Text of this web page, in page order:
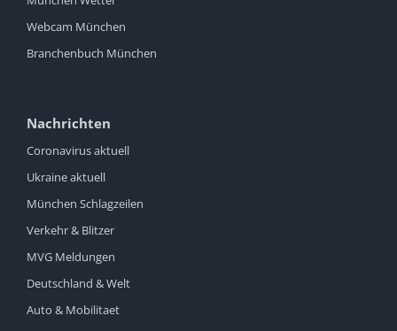
Webcam München
Branchenbuch München
Nachrichten
Coronavirus aktuell
Ukraine aktuell
München Schlagzeilen
Verkehr & Blitzer
MVG Meldungen
Deutschland & Welt
Auto & Mobilitaet